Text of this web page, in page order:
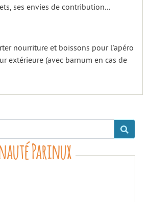
ses envies de contribution...
nourriture et boissons pour l’apéro
extérieure (avec barnum en cas de
Parinux